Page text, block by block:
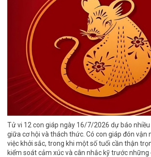
Tử vi 12 con giáp ngày 16/7/2026 dự báo
giữa cơ hội và thách thức. Có con giáp đón vận
việc khởi sắc, trong khi một số tuổi cần thận
kiểm soát cảm xúc và cân nhắc kỹ trước những